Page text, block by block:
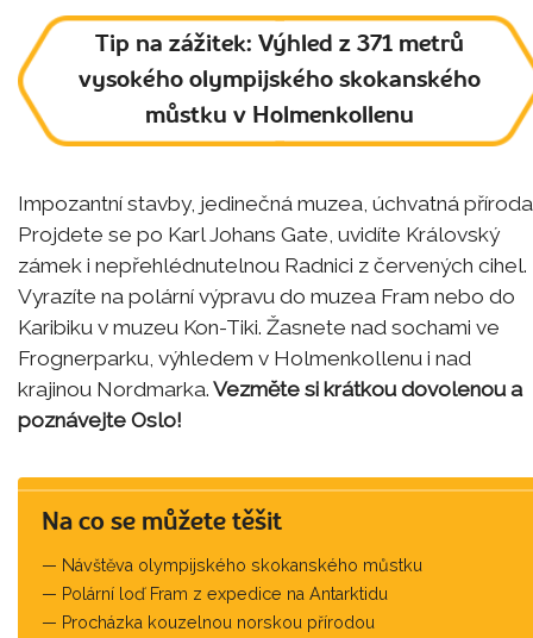
Tip na zážitek: Výhled z 371 metrů
vysokého olympijského skokanského
můstku v Holmenkollenu
Impozantní stavby, jedinečná muzea, úchvatná
Projdete se po Karl Johans Gate, uvidíte Královský
zámek i nepřehlédnutelnou Radnici z červených cihel.
Vyrazíte na polární výpravu do muzea Fram nebo do
Karibiku v muzeu Kon-Tiki. Žasnete nad sochami ve
Frognerparku, výhledem v Holmenkollenu i nad
krajinou Nordmarka. Vezměte si krátkou dovolenou a
poznávejte Oslo!
Na co se můžete těšit
Návštěva olympijského skokanského můstku
Polární loď Fram z expedice na Antarktidu
Procházka kouzelnou norskou přírodou